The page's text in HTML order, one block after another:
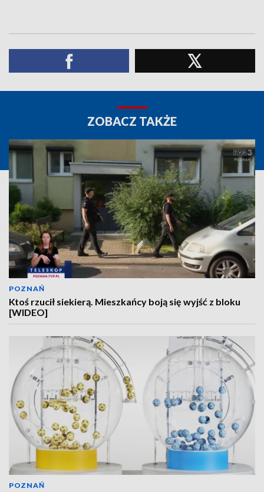
ZOBACZ TAKŻE
POZNAŃ
Ktoś rzucił siekierą. Mieszkańcy boją się wyjść z bloku
[WIDEO]
POZNAŃ